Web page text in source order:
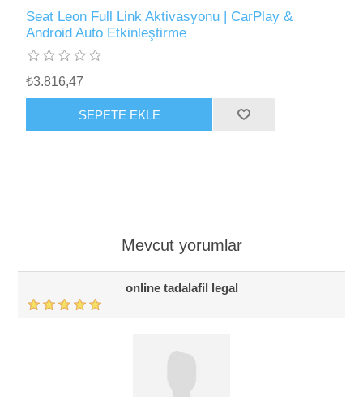
Seat Leon Full Link Aktivasyonu | CarPlay &
Android Auto Etkinleştirme
₺3.816,47
SEPETE EKLE
Mevcut yorumlar
online tadalafil legal